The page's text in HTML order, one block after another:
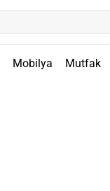
Mobilya Mutfak